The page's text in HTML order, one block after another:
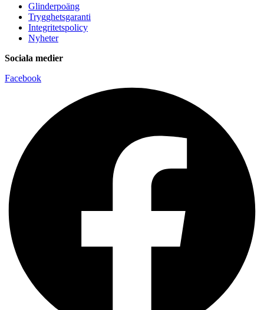
Glinderpoäng
Trygghetsgaranti
Integritetspolicy
Nyheter
Sociala medier
Facebook